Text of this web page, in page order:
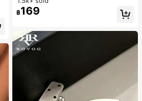
ลูกค้ากลับมาซื้อซ้ำ!
฿169